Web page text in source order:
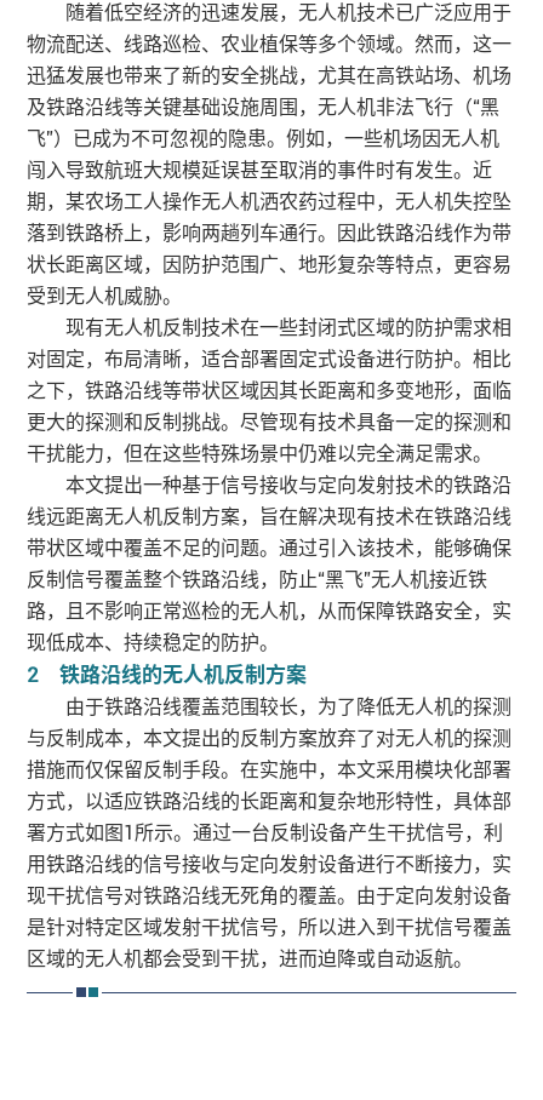
随着低空经济的迅速发展，无人机技术已广泛应用于
物流配送、线路巡检、农业植保等多个领域。然而，这一
迅猛发展也带来了新的安全挑战，尤其在高铁站场、机场
及铁路沿线等关键基础设施周围，无人机非法飞行（“黑
飞”）已成为不可忽视的隐患。例如，一些机场因无人机
闯入导致航班大规模延误甚至取消的事件时有发生。近
期，某农场工人操作无人机洒农药过程中，无人机失控坠
落到铁路桥上，影响两趟列车通行。因此铁路沿线作为带
状长距离区域，因防护范围广、地形复杂等特点，更容易
受到无人机威胁。
现有无人机反制技术在一些封闭式区域的防护需求相
对固定，布局清晰，适合部署固定式设备进行防护。相比
之下，铁路沿线等带状区域因其长距离和多变地形，面临
更大的探测和反制挑战。尽管现有技术具备一定的探测和
干扰能力，但在这些特殊场景中仍难以完全满足需求。
本文提出一种基于信号接收与定向发射技术的铁路沿
线远距离无人机反制方案，旨在解决现有技术在铁路沿线
带状区域中覆盖不足的问题。通过引入该技术，能够确保
反制信号覆盖整个铁路沿线，防止“黑飞”无人机接近铁
路，且不影响正常巡检的无人机，从而保障铁路安全，实
现低成本、持续稳定的防护。
2 铁路沿线的无人机反制方案
由于铁路沿线覆盖范围较长，为了降低无人机的探测
与反制成本，本文提出的反制方案放弃了对无人机的探测
措施而仅保留反制手段。在实施中，本文采用模块化部署
方式，以适应铁路沿线的长距离和复杂地形特性，具体部
署方式如图1所示。通过一台反制设备产生干扰信号，利
用铁路沿线的信号接收与定向发射设备进行不断接力，实
现干扰信号对铁路沿线无死角的覆盖。由于定向发射设备
是针对特定区域发射干扰信号，所以进入到干扰信号覆盖
区域的无人机都会受到干扰，进而迫降或自动返航。